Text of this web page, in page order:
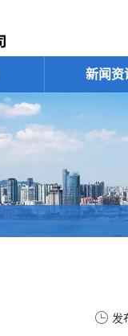
新闻
发